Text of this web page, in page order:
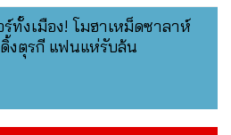
ร์ทั้งเมือง! โมฮาเหม็ดซาลาห์
งตุรกี แฟนแห่รับล้น